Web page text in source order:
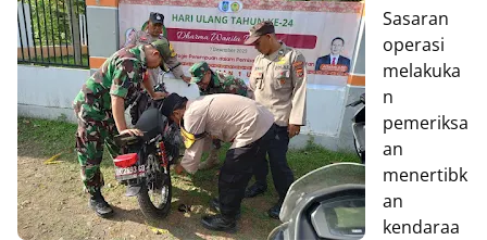
Sasaran
operasi
melakuka
n
pemeriksa
an
menertibk
an
kendaraa